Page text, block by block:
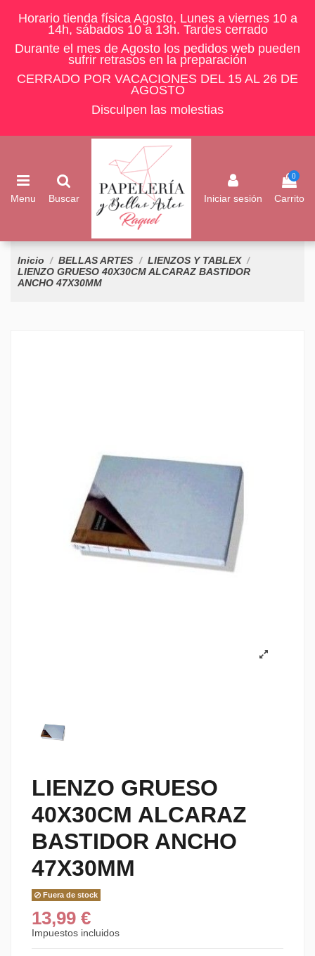
Horario tienda física Agosto, Lunes a viernes 10 a
14h, sábados 10 a 13h. Tardes cerrado
Durante el mes de Agosto los pedidos web pueden
sufrir retrasos en la preparación
CERRADO POR VACACIONES DEL 15 AL 26 DE
AGOSTO
Disculpen las molestias
Menu Buscar Iniciar sesión
0
Carrito
Inicio BELLAS ARTES
LIENZOS Y TABLEX
LIENZO GRUESO 40X30CM ALCARAZ BASTIDOR
ANCHO 47X30MM
LIENZO GRUESO
40X30CM ALCARAZ
BASTIDOR ANCHO
47X30MM
Fuera de stock
13,99 €
Impuestos incluidos